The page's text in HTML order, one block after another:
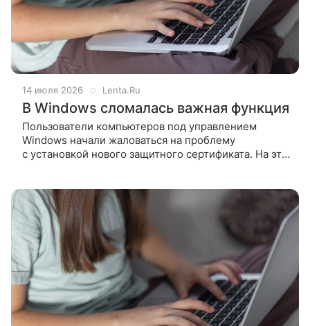
14 июля 2026 Lenta.Ru
В Windows сломалась важная функция
Пользователи компьютеров под управлением
Windows начали жаловаться на проблему
с установкой нового защитного сертификата. На это